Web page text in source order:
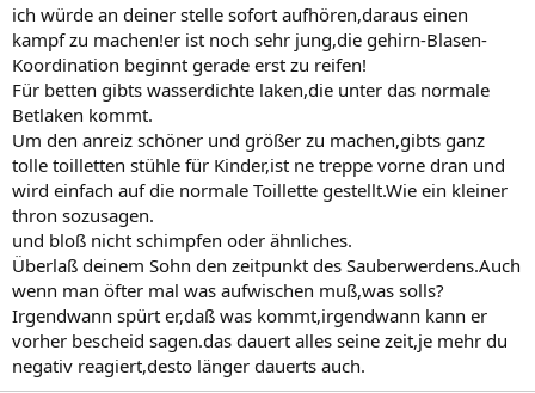
ich würde an deiner stelle sofort aufhören,daraus einen
kampf zu machen!er ist noch sehr jung,die gehirn-Blasen-
Koordination beginnt gerade erst zu reifen!
Für betten gibts wasserdichte laken,die unter das normale
Betlaken kommt.
Um den anreiz schöner und größer zu machen,gibts ganz
tolle toilletten stühle für Kinder,ist ne treppe vorne dran und
wird einfach auf die normale Toillette gestellt.Wie ein kleiner
thron sozusagen.
und bloß nicht schimpfen oder ähnliches.
Überlaß deinem Sohn den zeitpunkt des Sauberwerdens.Auch
wenn man öfter mal was aufwischen muß,was solls?
Irgendwann spürt er,daß was kommt,irgendwann kann er
vorher bescheid sagen.das dauert alles seine zeit,je mehr du
negativ reagiert,desto länger dauerts auch.